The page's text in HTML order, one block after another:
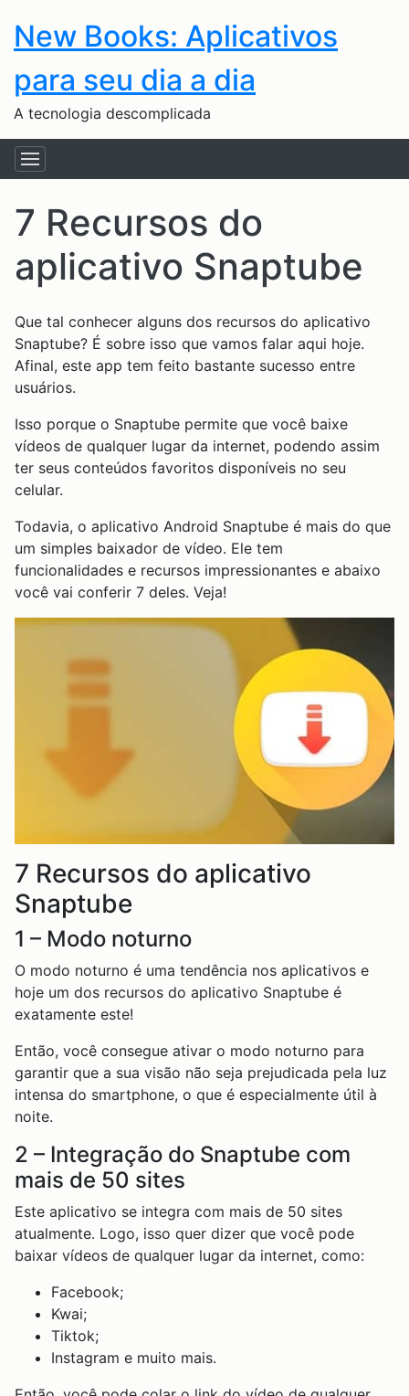
New Books: Aplicativos
para seu dia a dia
A tecnologia descomplicada
7 Recursos do
aplicativo Snaptube
Que tal conhecer alguns dos recursos do aplicativo
Snaptube? É sobre isso que vamos falar aqui hoje.
Afinal, este app tem feito bastante sucesso entre
usuários.
Isso porque o Snaptube permite que você baixe
vídeos de qualquer lugar da internet, podendo assim
ter seus conteúdos favoritos disponíveis no seu
celular.
Todavia, o aplicativo Android Snaptube é mais do que
um simples baixador de vídeo. Ele tem
funcionalidades e recursos impressionantes e abaixo
você vai conferir 7 deles. Veja!
7 Recursos do aplicativo
Snaptube
1 – Modo noturno
O modo noturno é uma tendência nos aplicativos e
hoje um dos recursos do aplicativo Snaptube é
exatamente este!
Então, você consegue ativar o modo noturno para
garantir que a sua visão não seja prejudicada pela luz
intensa do smartphone, o que é especialmente útil à
noite.
2 – Integração do Snaptube com
mais de 50 sites
Este aplicativo se integra com mais de 50 sites
atualmente. Logo, isso quer dizer que você pode
baixar vídeos de qualquer lugar da internet, como:
Facebook;
Kwai;
Tiktok;
Instagram e muito mais.